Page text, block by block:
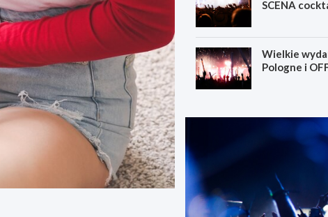
SCENA
Wielkie
Pologne i